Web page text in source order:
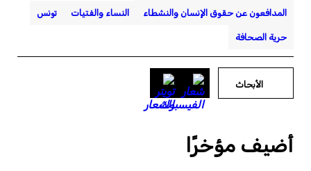
المدافعون عن حقوق الإنسان والنشطاء النساء والفتيات تونس
حرية الصحافة
الأبحاث
أضيف مؤخرًا